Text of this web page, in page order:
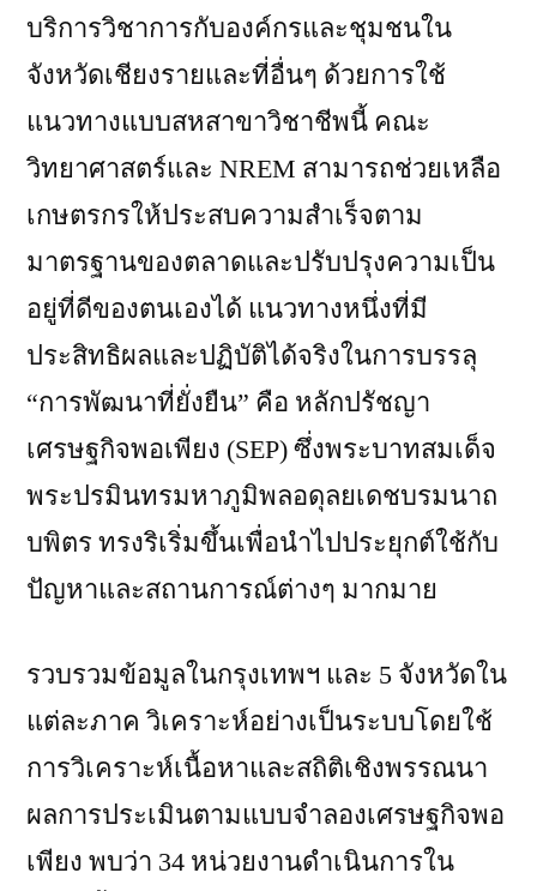
บริการวิชาการกับองค์กรและชุมชนใน
จังหวัดเชียงรายและที่อื่นๆ ด้วยการใช้
แนวทางแบบสหสาขาวิชาชีพนี้ คณะ
วิทยาศาสตร์และ NREM สามารถช่วยเหลือ
เกษตรกรให้ประสบความสำเร็จตาม
มาตรฐานของตลาดและปรับปรุงความเป็น
อยู่ที่ดีของตนเองได้ แนวทางหนึ่งที่มี
ประสิทธิผลและปฏิบัติได้จริงในการบรรลุ
“การพัฒนาที่ยั่งยืน” คือ หลักปรัชญา
เศรษฐกิจพอเพียง (SEP) ซึ่งพระบาทสมเด็จ
พระปรมินทรมหาภูมิพลอดุลยเดชบรมนาถ
บพิตร ทรงริเริ่มขึ้นเพื่อนำไปประยุกต์ใช้กับ
ปัญหาและสถานการณ์ต่างๆ มากมาย
รวบรวมข้อมูลในกรุงเทพฯ และ 5 จังหวัดใน
แต่ละภาค วิเคราะห์อย่างเป็นระบบโดยใช้
การวิเคราะห์เนื้อหาและสถิติเชิงพรรณนา
ผลการประเมินตามแบบจำลองเศรษฐกิจพอ
เพียง พบว่า 34 หน่วยงานดำเนินการใน